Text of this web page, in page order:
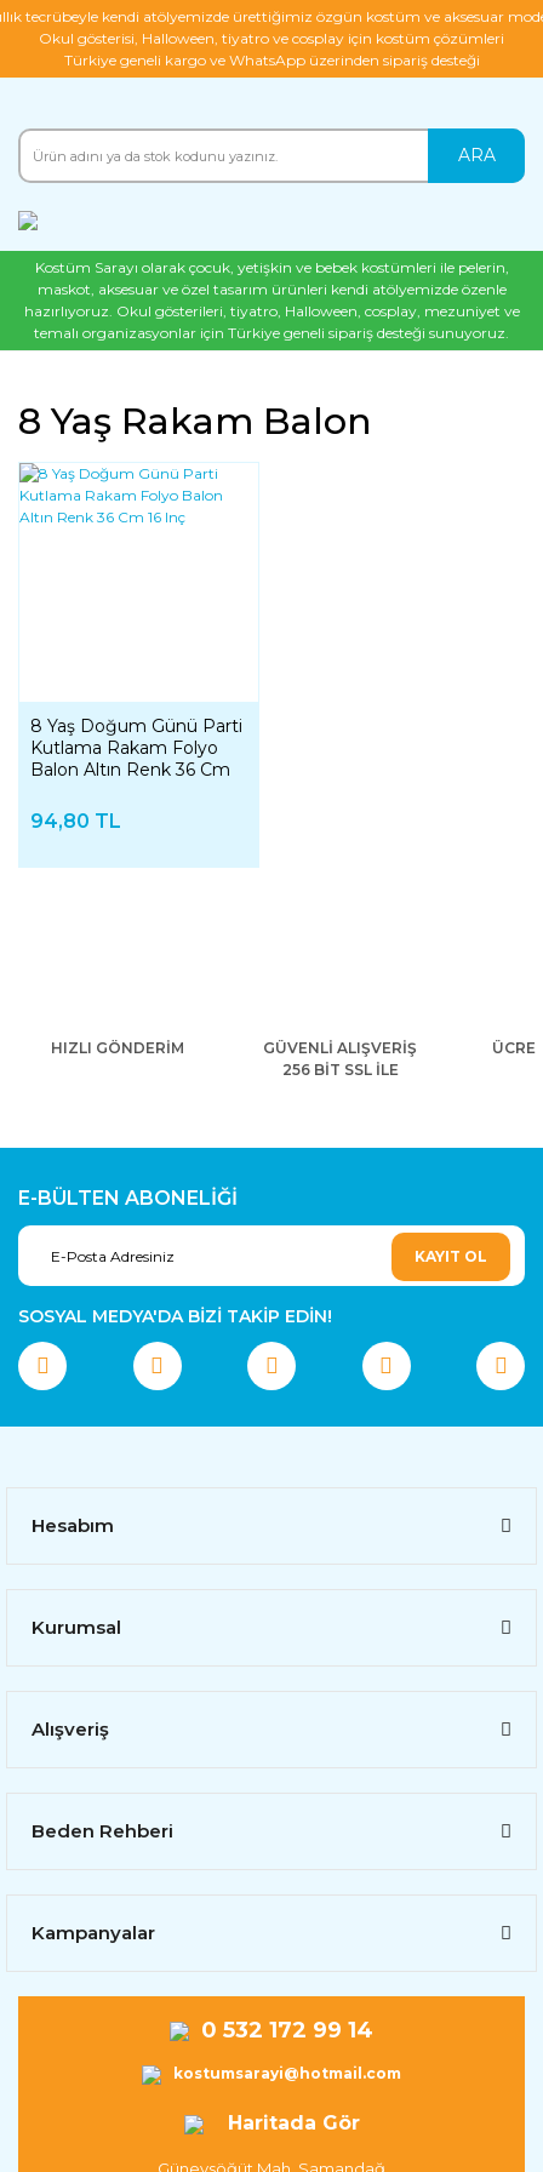
tecrübeyle kendi atölyemizde ürettiğimiz özgün kostüm ve aksesuar
Okul gösterisi, Halloween, tiyatro ve cosplay için kostüm çözümleri
Türkiye geneli kargo ve WhatsApp üzerinden sipariş desteği
ARA
Kostüm Sarayı olarak çocuk, yetişkin ve bebek kostümleri ile pelerin,
maskot, aksesuar ve özel tasarım ürünleri kendi atölyemizde özenle
hazırlıyoruz. Okul gösterileri, tiyatro, Halloween, cosplay, mezuniyet ve
temalı organizasyonlar için Türkiye geneli sipariş desteği sunuyoruz.
8 Yaş Rakam Balon
8 Yaş Doğum Günü Parti
Kutlama Rakam Folyo
Balon Altın Renk 36 Cm
94,80 TL
HIZLI GÖNDERİM
GÜVENLİ ALIŞVERİŞ
256 BİT SSL İLE
E-BÜLTEN ABONELİĞİ
KAYIT OL
SOSYAL MEDYA'DA BİZİ TAKİP EDİN!
Hesabım
Kurumsal
Alışveriş
Beden Rehberi
Kampanyalar
0 532 172 99 14
kostumsarayi@hotmail.com
Haritada Gör